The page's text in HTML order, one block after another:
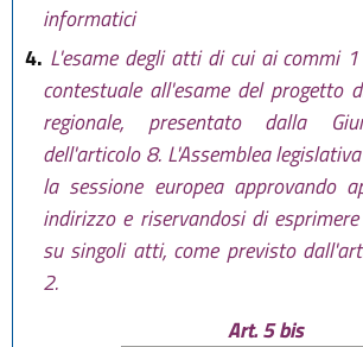
informatici
4. L'esame degli atti di cui ai commi
contestuale all'esame del progetto
regionale, presentato dalla
dell'articolo 8. L'Assemblea
la sessione europea approvando
indirizzo e riservandosi di
su singoli atti, come previsto
2.
Art. 5 bis